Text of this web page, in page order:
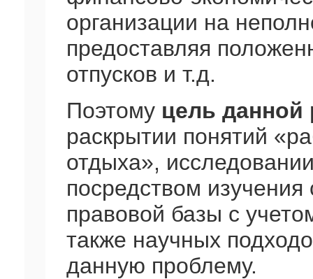
организации на
предоставляя
отпусков и т.д.
Поэтому цель данной
раскрытии понятий
отдыха»,
посредством
правовой базы с
также научных
данную проблему.